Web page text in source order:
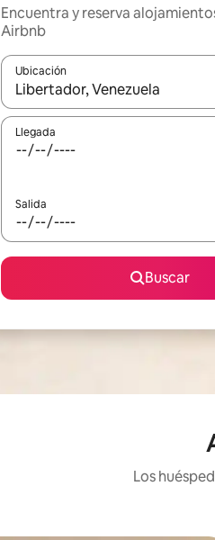
Encuentra y reserva
Airbnb
Ubicación
Cuando los resultados estén
Llegada
Salida
Buscar
Los